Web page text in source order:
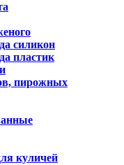
силикон
пластик
пирожных
куличей